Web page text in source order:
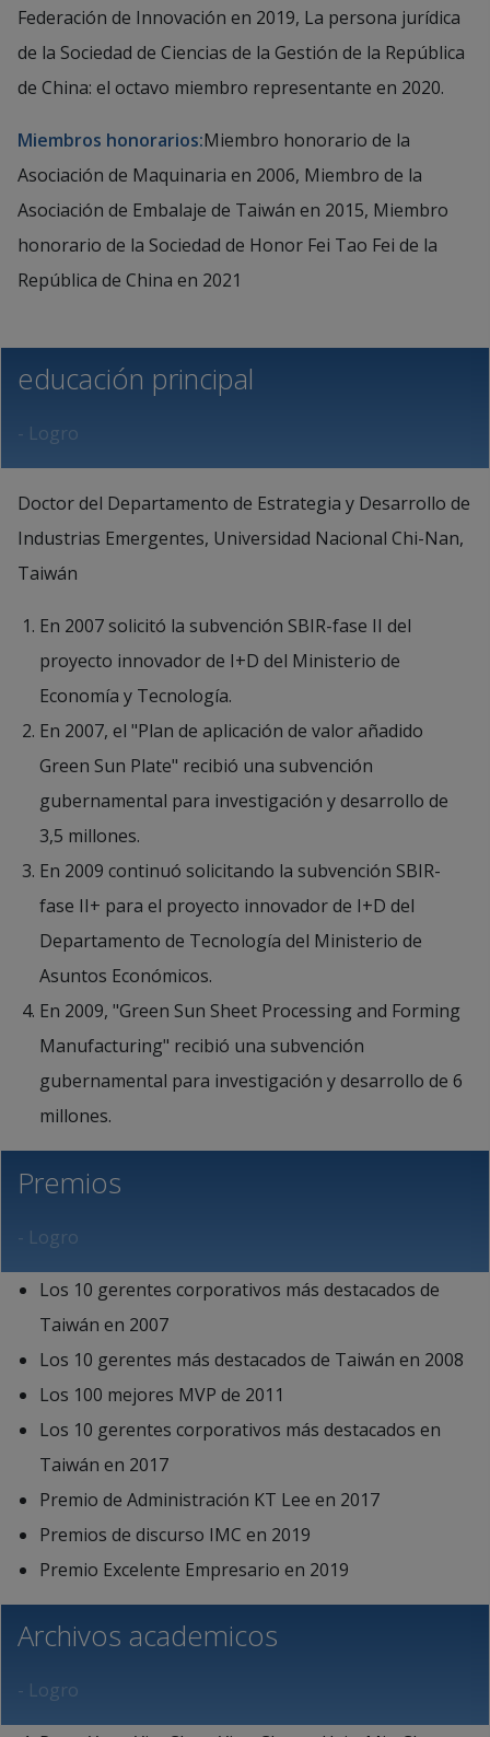
Federación de Innovación en 2019, La persona jurídica
de la Sociedad de Ciencias de la Gestión de la República
de China: el octavo miembro representante en 2020.
Miembros honorarios:Miembro honorario de la
Asociación de Maquinaria en 2006, Miembro de la
Asociación de Embalaje de Taiwán en 2015, Miembro
honorario de la Sociedad de Honor Fei Tao Fei de la
República de China en 2021
educación principal
- Logro
Doctor del Departamento de Estrategia y Desarrollo de
Industrias Emergentes, Universidad Nacional Chi-Nan,
Taiwán
En 2007 solicitó la subvención SBIR-fase II del
proyecto innovador de I+D del Ministerio de
Economía y Tecnología.
En 2007, el "Plan de aplicación de valor añadido
Green Sun Plate" recibió una subvención
gubernamental para investigación y desarrollo de
3,5 millones.
En 2009 continuó solicitando la subvención SBIR-
fase II+ para el proyecto innovador de I+D del
Departamento de Tecnología del Ministerio de
Asuntos Económicos.
En 2009, "Green Sun Sheet Processing and Forming
Manufacturing" recibió una subvención
gubernamental para investigación y desarrollo de 6
millones.
Premios
- Logro
Los 10 gerentes corporativos más destacados de
Taiwán en 2007
Los 10 gerentes más destacados de Taiwán en 2008
Los 100 mejores MVP de 2011
Los 10 gerentes corporativos más destacados en
Taiwán en 2017
Premio de Administración KT Lee en 2017
Premios de discurso IMC en 2019
Premio Excelente Empresario en 2019
Archivos academicos
- Logro